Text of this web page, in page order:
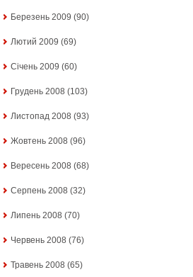
Березень 2009 (90)
Лютий 2009 (69)
Січень 2009 (60)
Грудень 2008 (103)
Листопад 2008 (93)
Жовтень 2008 (96)
Вересень 2008 (68)
Серпень 2008 (32)
Липень 2008 (70)
Червень 2008 (76)
Травень 2008 (65)